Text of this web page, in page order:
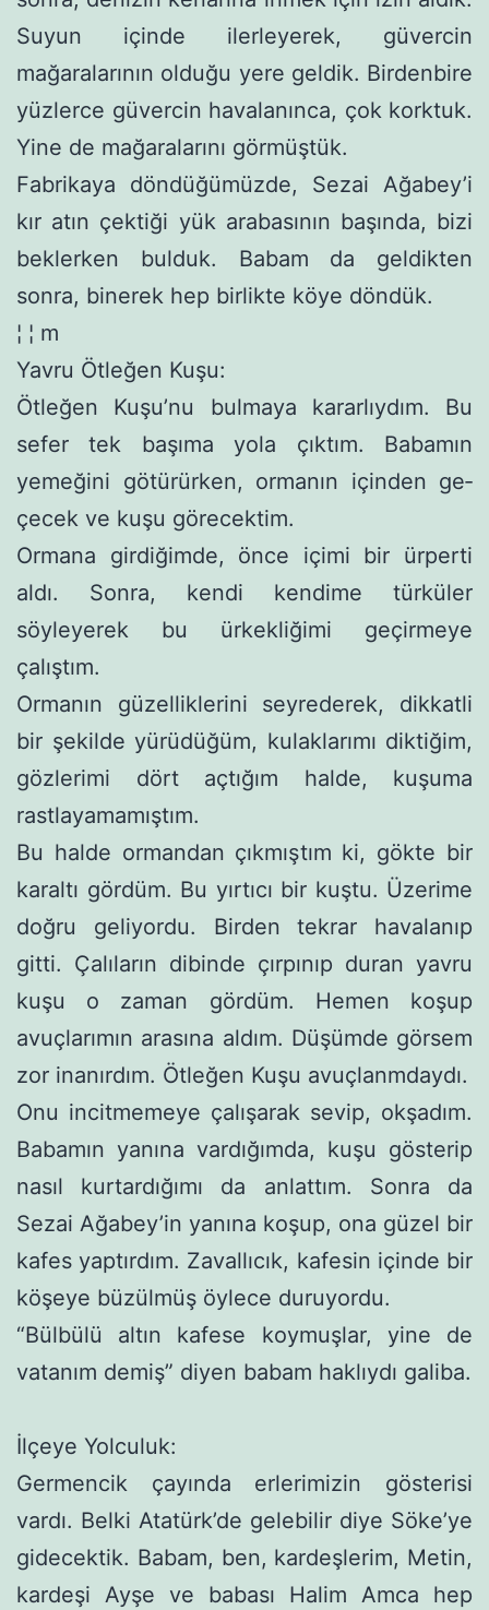
Suyun içinde ilerleyerek, güvercin
mağaralarının olduğu yere geldik. Birdenbire
yüzlerce güvercin havalanınca, çok korktuk.
Yine de mağaralarını görmüştük.
Fabrikaya döndüğümüzde, Sezai Ağabey’i
kır atın çektiği yük arabasının başında, bizi
beklerken bulduk. Babam da geldik­ten
sonra, binerek hep birlikte köye döndük.
¦ ¦ m
Yavru Ötleğen Kuşu:
Ötleğen Kuşu’nu bulmaya kararlıydım. Bu
sefer tek başıma yola çıktım. Babamın
yemeğini götürürken, ormanın içinden ge­
çecek ve kuşu görecektim.
Ormana girdiğimde, önce içimi bir ürperti
aldı. Sonra, kendi kendime türküler
söyleyerek bu ürkekliğimi geçirmeye
çalıştım.
Ormanın güzelliklerini seyrederek, dikkatli
bir şekilde yürü­düğüm, kulaklarımı diktiğim,
gözlerimi dört açtığım halde, ku­şuma
rastlayamamıştım.
Bu halde ormandan çıkmıştım ki, gökte bir
karaltı gördüm. Bu yırtıcı bir kuştu. Üzerime
doğru geliyordu. Birden tekrar hava­lanıp
gitti. Çalıların dibinde çırpınıp duran yavru
kuşu o zaman gördüm. Hemen koşup
avuçlarımın arasına aldım. Düşümde görsem
zor inanırdım. Ötleğen Kuşu avuçlanmdaydı.
Onu incitmemeye çalışarak sevip, okşadım.
Babamın yanına vardığımda, kuşu gösterip
nasıl kurtardığımı da anlattım. Sonra da
Sezai Ağabey’in yanına koşup, ona güzel bir
kafes yaptırdım. Zavallıcık, kafesin içinde bir
köşeye büzülmüş öylece duruyordu.
“Bülbülü altın kafese koymuşlar, yine de
vatanım demiş” diyen babam haklıydı galiba.
İlçeye Yolculuk:
Germencik çayında erlerimizin gösterisi
vardı. Belki Ata­türk’de gelebilir diye Söke’ye
gidecektik. Babam, ben, kardeşle­rim, Metin,
kardeşi Ayşe ve babası Halim Amca hep